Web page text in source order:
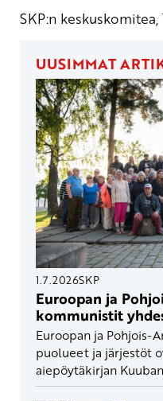
SKP:n keskuskomitea,
UUSIMMAT
1.7.2026SKP
Euroopan ja
kommunistit
Euroopan ja Pohjois-
puolueet ja järjestöt
aiepöytäkirjan